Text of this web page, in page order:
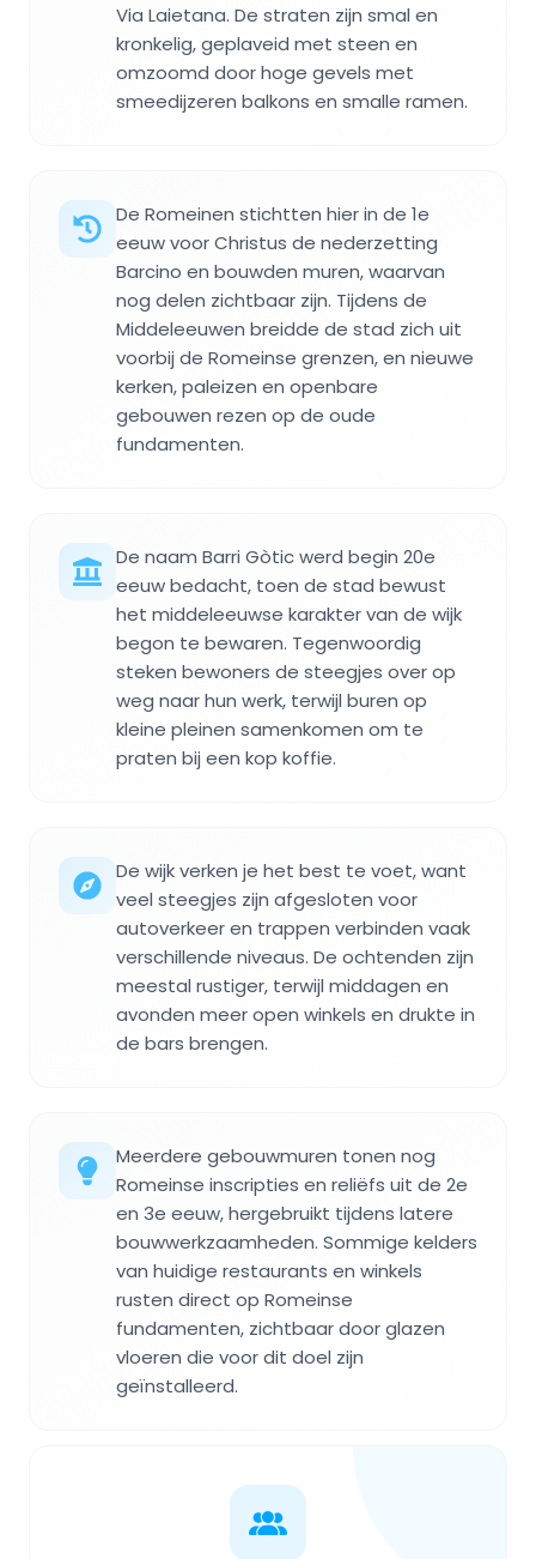
Via Laietana. De straten zijn smal en
kronkelig, geplaveid met steen en
omzoomd door hoge gevels met
smeedijzeren balkons en smalle ramen.
De Romeinen stichtten hier in de 1e
eeuw voor Christus de nederzetting
Barcino en bouwden muren, waarvan
nog delen zichtbaar zijn. Tijdens de
Middeleeuwen breidde de stad zich uit
voorbij de Romeinse grenzen, en nieuwe
kerken, paleizen en openbare
gebouwen rezen op de oude
fundamenten.
De naam Barri Gòtic werd begin 20e
eeuw bedacht, toen de stad bewust
het middeleeuwse karakter van de wijk
begon te bewaren. Tegenwoordig
steken bewoners de steegjes over op
weg naar hun werk, terwijl buren op
kleine pleinen samenkomen om te
praten bij een kop koffie.
De wijk verken je het best te voet, want
veel steegjes zijn afgesloten voor
autoverkeer en trappen verbinden vaak
verschillende niveaus. De ochtenden zijn
meestal rustiger, terwijl middagen en
avonden meer open winkels en drukte in
de bars brengen.
Meerdere gebouwmuren tonen nog
Romeinse inscripties en reliëfs uit de 2e
en 3e eeuw, hergebruikt tijdens latere
bouwwerkzaamheden. Sommige kelders
van huidige restaurants en winkels
rusten direct op Romeinse
fundamenten, zichtbaar door glazen
vloeren die voor dit doel zijn
geïnstalleerd.